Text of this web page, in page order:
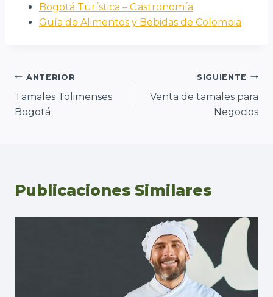
Bogotá Turística – Gastronomía
Guía de Alimentos y Bebidas de Colombia
Navegación
de
ANTERIOR
Tamales Tolimenses
Bogotá
SIGUIENTE
Venta de tamales para
Negocios
Publicaciones Similares